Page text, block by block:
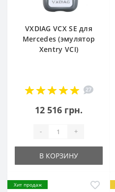
VXDIAG VCX SE для
Mercedes (эмулятор
Xentry VCI)
27
12 516 грн.
- +
В КОРЗИНУ
Хит продаж